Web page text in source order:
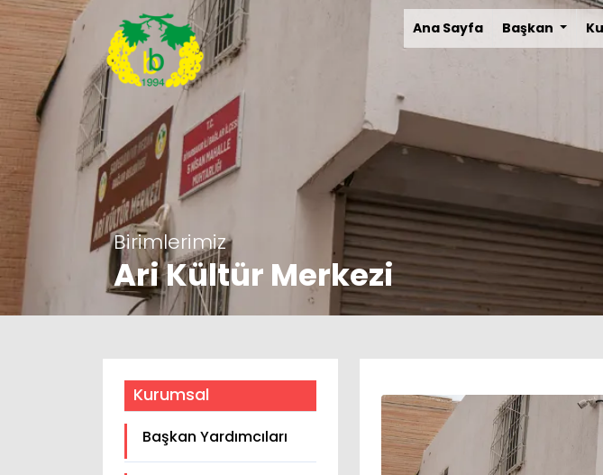
Ana Sayfa Başkan
Birimlerimiz
Ari Kültür Merkezi
Kurumsal
Başkan Yardımcıları